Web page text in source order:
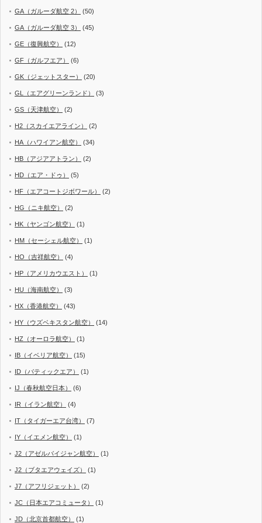
GA（ガルーダ航空 2） (50)
GA（ガルーダ航空 3） (45)
GE（復興航空） (12)
GF（ガルフエア） (6)
GK（ジェットスター） (20)
GL（エアグリーンランド） (3)
GS（天津航空） (2)
H2（スカイエアライン） (2)
HA（ハワイアン航空） (34)
HB（アジアアトラン） (2)
HD（エア・ドゥ） (5)
HF（エアコートジボワール） (2)
HG（ニキ航空） (2)
HK（ヤンゴン航空） (1)
HM（セーシェル航空） (1)
HO（吉祥航空） (4)
HP（アメリカウエスト） (1)
HU（海南航空） (3)
HX（香港航空） (43)
HY（ウズベキスタン航空） (14)
HZ（オーロラ航空） (1)
IB（イベリア航空） (15)
ID（バティックエア） (1)
IJ（春秋航空日本） (6)
IR（イラン航空） (4)
IT（タイガーエア台湾） (7)
IY（イエメン航空） (1)
J2（アゼルバイジャン航空） (1)
J2（ブタエアウェイズ） (1)
J7（アフリジェット） (2)
JC（日本エアコミュータ） (1)
JD（北京首都航空） (1)